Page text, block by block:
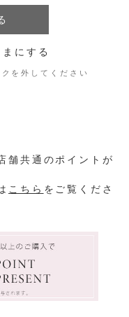
にする
を外してください
舗共通のポイントが
こちら をご覧くださ